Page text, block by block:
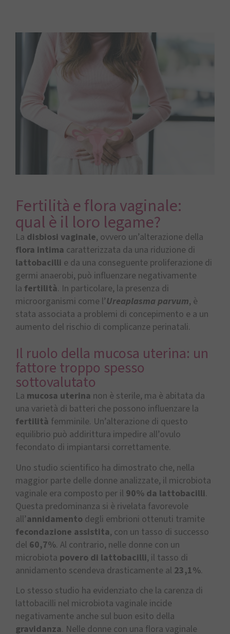
Fertilità e flora vaginale:
qual è il loro legame?
La disbiosi vaginale, ovvero un’alterazione della
flora intima caratterizzata da una riduzione di
lattobacilli e da una conseguente proliferazione di
germi anaerobi, può influenzare negativamente
la fertilità. In particolare, la presenza di
microorganismi come l’Ureaplasma parvum, è
stata associata a problemi di concepimento e a un
aumento del rischio di complicanze perinatali.
Il ruolo della mucosa uterina: un
fattore troppo spesso
sottovalutato
La mucosa uterina non è sterile, ma è abitata da
una varietà di batteri che possono influenzare la
fertilità femminile. Un’alterazione di questo
equilibrio può addirittura impedire all’ovulo
fecondato di impiantarsi correttamente.
Uno studio scientifico ha dimostrato che, nella
maggior parte delle donne analizzate, il microbiota
vaginale era composto per il 90% da lattobacilli.
Questa predominanza si è rivelata favorevole
all’annidamento degli embrioni ottenuti tramite
fecondazione assistita, con un tasso di successo
del 60,7%. Al contrario, nelle donne con un
microbiota povero di lattobacilli, il tasso di
annidamento scendeva drasticamente al 23,1%.
Lo stesso studio ha evidenziato che la carenza di
lattobacilli nel microbiota vaginale incide
negativamente anche sul buon esito della
gravidanza. Nelle donne con una flora vaginale